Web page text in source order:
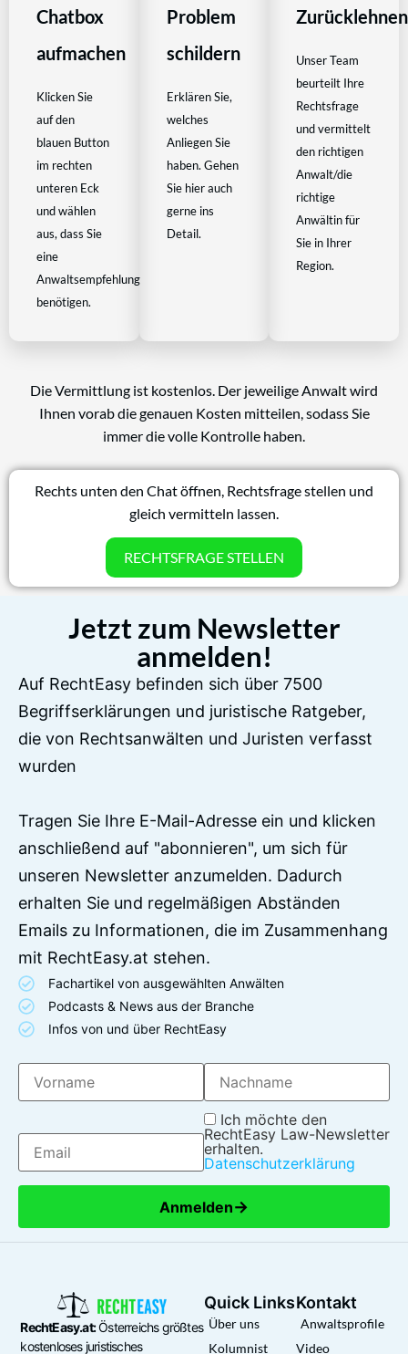
Chatbox
aufmachen
Klicken Sie
auf den
blauen Button
im rechten
unteren Eck
und wählen
aus, dass Sie
eine
Anwaltsempfehlung
benötigen.
Problem
schildern
Erklären Sie,
welches
Anliegen Sie
haben. Gehen
Sie hier auch
gerne ins
Detail.
Zurücklehnen
Unser Team
beurteilt Ihre
Rechtsfrage
und vermittelt
den richtigen
Anwalt/die
richtige
Anwältin für
Sie in Ihrer
Region.
Die Vermittlung ist kostenlos. Der jeweilige Anwalt wird
Ihnen vorab die genauen Kosten mitteilen, sodass Sie
immer die volle Kontrolle haben.
Rechts unten den Chat öffnen, Rechtsfrage stellen und
gleich vermitteln lassen.
RECHTSFRAGE STELLEN
Jetzt zum Newsletter
anmelden!
Auf RechtEasy befinden sich über 7500
Begriffserklärungen und juristische Ratgeber,
die von Rechtsanwälten und Juristen verfasst
wurden
Tragen Sie Ihre E-Mail-Adresse ein und klicken
anschließend auf "abonnieren", um sich für
unseren Newsletter anzumelden. Dadurch
erhalten Sie und regelmäßigen Abständen
Emails zu Informationen, die im Zusammenhang
mit RechtEasy.at stehen.
Fachartikel von ausgewählten Anwälten
Podcasts & News aus der Branche
Infos von und über RechtEasy
Ich möchte den
RechtEasy Law-Newsletter
erhalten.
Datenschutzerklärung
Anmelden→
RechtEasy.at:Österreichs größtes
kostenloses juristisches
Quick Links
Über uns
Kolumnist
Kontakt
Anwaltsprofile
Video